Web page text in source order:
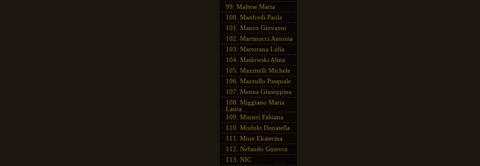
99. Maltese Maria
100. Manfredi Paola
101. Manzo Giovanni
102. Martinucci Antonia
103. Martorana Lidia
104. Maslowski Alina
105. Mazzitelli Michele
106. Mazzullo Pasquale
107. Menna Giuseppina
108. Miggiano Maria
Laura
109. Minieri Fabiana
110. Modolo Donatella
111. More Ekaterina
112. Nefando Ginevra
113. NIC